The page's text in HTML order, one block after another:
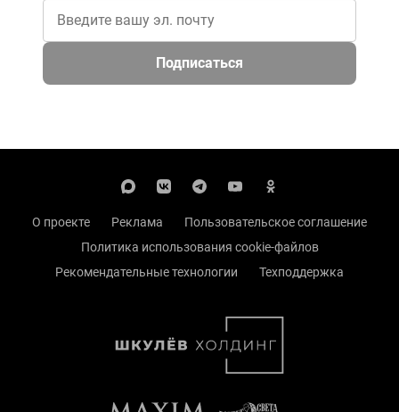
Подписаться
О проекте Реклама
Пользовательское соглашение
Политика использования cookie-файлов
Рекомендательные технологии
Техподдержка